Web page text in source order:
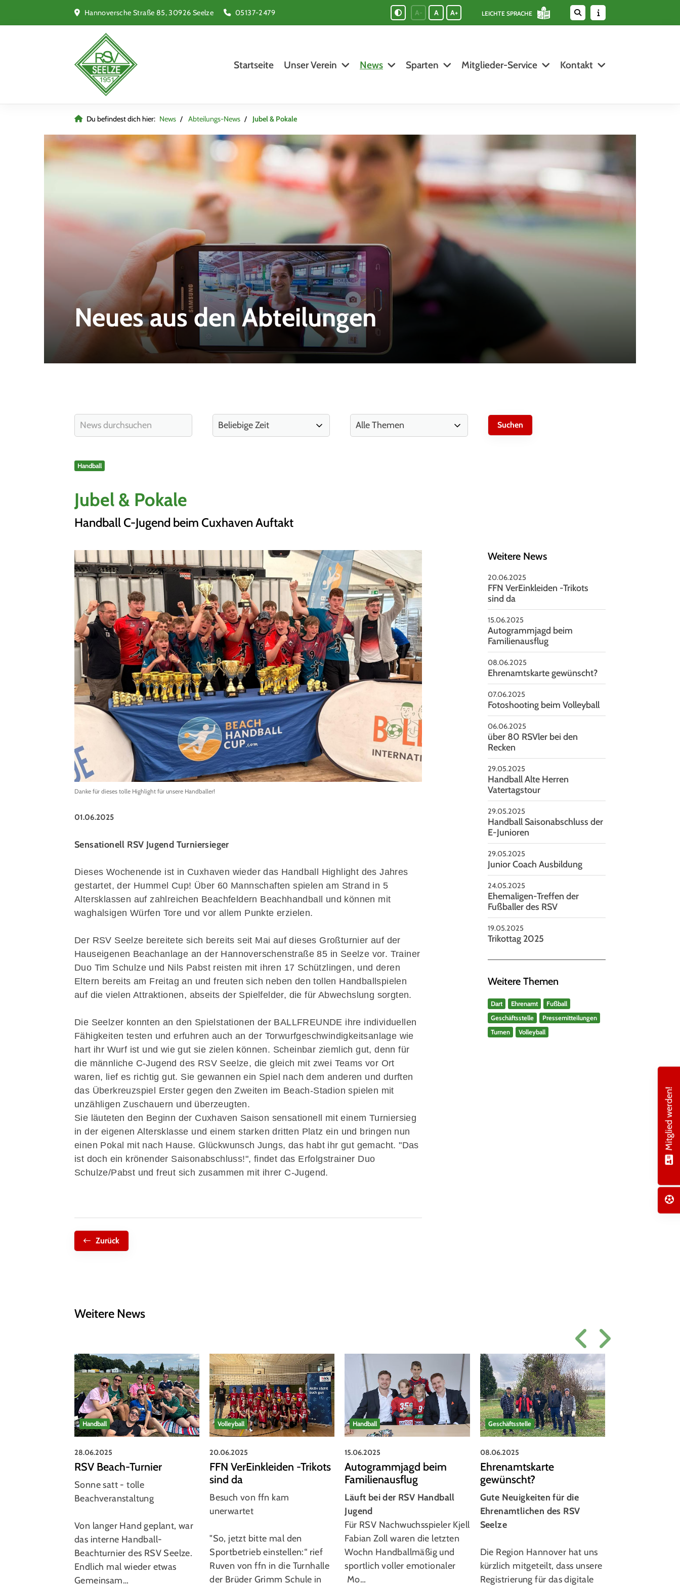
Hannoversche Straße 85, 30926 Seelze 05137-2479 A- A A+ LEICHTE SPRACHE
Startseite Unser Verein News Sparten Mitglieder-Service Kontakt
Du befindest dich hier: News Abteilungs-News Jubel & Pokale
Neues aus den Abteilungen
Handball
Jubel & Pokale
Handball C-Jugend beim Cuxhaven Auftakt
Danke für dieses tolle Highlight für unsere Handballer!
01.06.2025
Sensationell RSV Jugend Turniersieger
Dieses Wochenende ist in Cuxhaven wieder das Handball Highlight des Jahres
gestartet, der Hummel Cup! Über 60 Mannschaften spielen am Strand in 5
Altersklassen auf zahlreichen Beachfeldern Beachhandball und können mit
waghalsigen Würfen Tore und vor allem Punkte erzielen.
Der RSV Seelze bereitete sich bereits seit Mai auf dieses Großturnier auf der
Hauseigenen Beachanlage an der Hannoverschenstraße 85 in Seelze vor. Trainer
Duo Tim Schulze und Nils Pabst reisten mit ihren 17 Schützlingen, und deren
Eltern bereits am Freitag an und freuten sich neben den tollen Handballspielen
auf die vielen Attraktionen, abseits der Spielfelder, die für Abwechslung sorgten.
Die Seelzer konnten an den Spielstationen der BALLFREUNDE ihre individuellen
Fähigkeiten testen und erfuhren auch an der Torwurfgeschwindigkeitsanlage wie
hart ihr Wurf ist und wie gut sie zielen können. Scheinbar ziemlich gut, denn für
die männliche C-Jugend des RSV Seelze, die gleich mit zwei Teams vor Ort
waren, lief es richtig gut. Sie gewannen ein Spiel nach dem anderen und durften
das Überkreuzspiel Erster gegen den Zweiten im Beach-Stadion spielen mit
unzähligen Zuschauern und überzeugten.
Sie läuteten den Beginn der Cuxhaven Saison sensationell mit einem Turniersieg
in der eigenen Altersklasse und einem starken dritten Platz ein und bringen nun
einen Pokal mit nach Hause. Glückwunsch Jungs, das habt ihr gut gemacht. "Das
ist doch ein krönender Saisonabschluss!", findet das Erfolgstrainer Duo
Schulze/Pabst und freut sich zusammen mit ihrer C-Jugend.
Zurück
Weitere News
20.06.2025
FFN VerEinkleiden -Trikots
sind da
15.06.2025
Autogrammjagd beim
Familienausflug
08.06.2025
Ehrenamtskarte gewünscht?
07.06.2025
Fotoshooting beim Volleyball
06.06.2025
über 80 RSVler bei den
Recken
29.05.2025
Handball Alte Herren
Vatertagstour
29.05.2025
Handball Saisonabschluss der
E-Junioren
29.05.2025
Junior Coach Ausbildung
24.05.2025
Ehemaligen-Treffen der
Fußballer des RSV
19.05.2025
Trikottag 2025
Weitere Themen
Dart Ehrenamt
Fußball
Geschäftsstelle
Pressemitteilungen
Turnen
Volleyball
Weitere News
Handball
28.06.2025
RSV Beach-Turnier
Sonne satt - tolle
Beachveranstaltung
Von langer Hand geplant, war
das interne Handball-
Beachturnier des RSV Seelze.
Endlich mal wieder etwas
Gemeinsam…
Volleyball
20.06.2025
FFN VerEinkleiden -Trikots
sind da
Besuch von ffn kam
unerwartet
"So, jetzt bitte mal den
Sportbetrieb einstellen:“ rief
Ruven von ffn in die Turnhalle
der Brüder Grimm Schule in
Handball
15.06.2025
Autogrammjagd beim
Familienausflug
Läuft bei der RSV Handball
Jugend
Für RSV Nachwuchsspieler Kjell
Fabian Zoll waren die letzten
Wochn Handballmäßig und
sportlich voller emotionaler
Mo…
Geschäftsstelle
08.06.2025
Ehrenamtskarte
gewünscht?
Gute Neuigkeiten für die
Ehrenamtlichen des RSV
Seelze
Die Region Hannover hat uns
kürzlich mitgeteilt, dass unsere
Registrierung für das digitale
Mitglied werden!
Sportangebote finden
Sportsuche
Ausfälle und Vertretungen
Deutsches Sportabzeichen
Termine
Fragen & Antworten